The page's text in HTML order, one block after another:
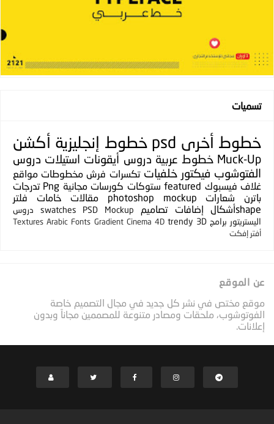
تسميات
خطوط أخرى psd خطوط إنجليزية أكشن
Muck-Up خطوط عربية دروس أيقونات استيلات دروس
الفتوشوب فيكتور خلفيات تكسرات فرش مخطوطات مواقع
غلاف فيسبوك featured ستوكات كورسات مجانية Png تدرجات
باترن
شعارات photoshop mockup مقالات خامات
فلتر
shapeأشكال
إضافات تصاميم PSD Mockup
swatches
دروس
اليستريتور برامج 3D
trendy
Cinema 4D
Gradient
Arabic Fonts
Textures
أفتر إفكت
عن الموقع
موقع مختص في نشر كل جديد في مجال التصميم خاصة
الفوتوشوب، ملحقات ومصادر متنوعة للمصممين مجاناً وبدون
إعلانات.